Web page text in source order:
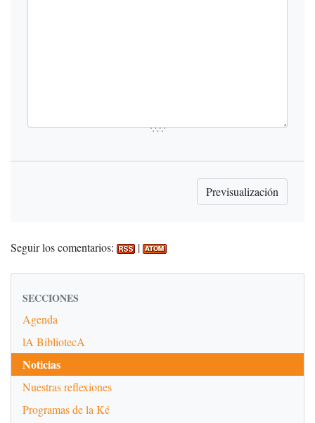
Seguir los comentarios: |
SECCIONES
Agenda
lA BibliotecA
Noticias
Nuestras reflexiones
Programas de la Ké